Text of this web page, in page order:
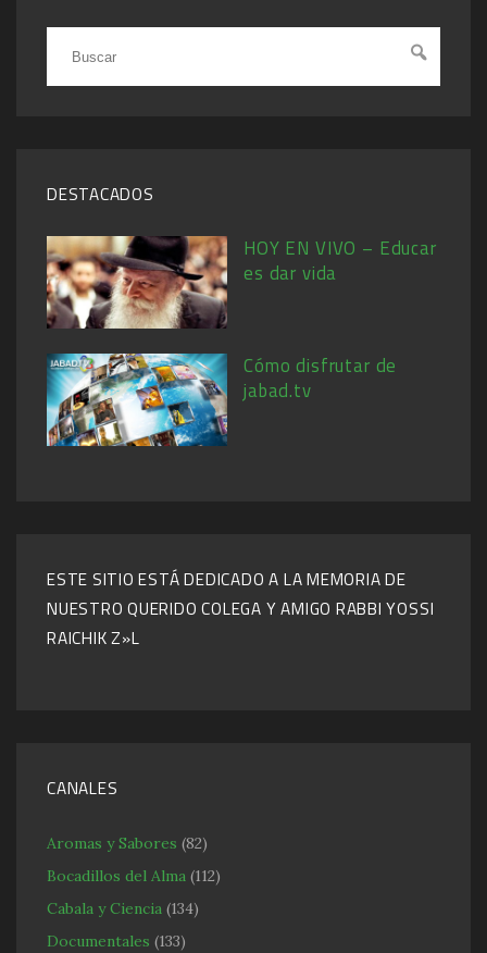
DESTACADOS
HOY EN VIVO – Educar
es dar vida
Cómo disfrutar de
jabad.tv
ESTE SITIO ESTÁ DEDICADO A LA MEMORIA DE
NUESTRO QUERIDO COLEGA Y AMIGO RABBI YOSSI
RAICHIK Z»L
CANALES
Aromas y Sabores (82)
Bocadillos del Alma (112)
Cabala y Ciencia (134)
Documentales (133)